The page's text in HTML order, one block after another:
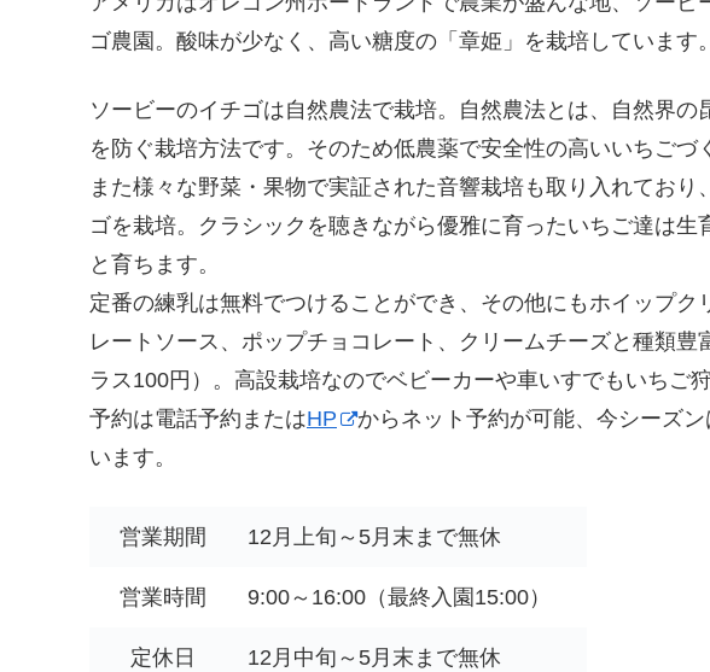
ゴ農園。酸味が少なく、高い糖度の「章姫」を栽培しています。
ソービーのイチゴは自然農法で栽培。自然農法とは、自然界の
を防ぐ栽培方法です。そのため低農薬で安全性の高いいちごづ
また様々な野菜・果物で実証された音響栽培も取り入れてお
ゴを栽培。クラシックを聴きながら優雅に育ったいちご達は
と育ちます。
定番の練乳は無料でつけることができ、その他にもホイップク
レートソース、ポップチョコレート、クリームチーズと種類
ラス100円）。高設栽培なのでベビーカーや車いすでもいちご
予約は電話予約またはHP
からネット予約が可能、今シーズ
います。
営業期間 12月上旬～5月末まで無休
営業時間 9:00～16:00（最終入園15:00）
定休日 12月中旬～5月末まで無休